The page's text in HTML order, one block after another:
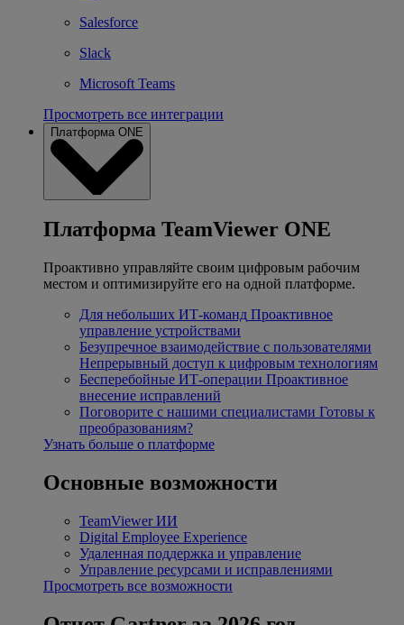
Salesforce
Slack
Microsoft Teams
Просмотреть все интеграции
Платформа ONE
Платформа TeamViewer ONE
Проактивно управляйте своим цифровым рабочим
местом и оптимизируйте его на одной платформе.
Для небольших ИТ-команд Проактивное
управление устройствами
Безупречное взаимодействие с пользователями
Непрерывный доступ к цифровым технологиям
Бесперебойные ИТ-операции Проактивное
внесение исправлений
Поговорите с нашими специалистами Готовы к
преобразованиям?
Узнать больше о платформе
Основные возможности
TeamViewer ИИ
Digital Employee Experience
Удаленная поддержка и управление
Управление ресурсами и исправлениями
Просмотреть все возможности